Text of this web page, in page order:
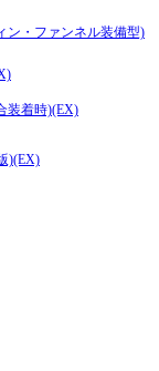
ン・ファンネル装備型)
装着時)(EX)
)(EX)